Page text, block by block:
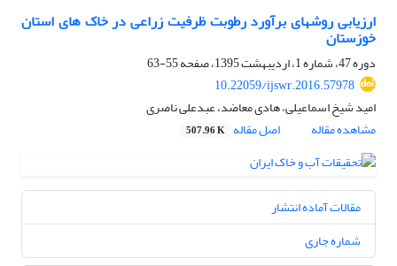
ارزیابی روشهای برآورد رطوبت ظرفیت زراعی در خاک های استان
خوزستان
دوره 47، شماره 1، اردیبهشت 1395، صفحه
55-63
10.22059/ijswr.2016.57978
امید شیخ اسماعیلی، هادی معاضد، عبدعلی ناصری
مشاهده مقاله
اصل مقاله 507.96 K
مقالات آماده انتشار
شماره جاری